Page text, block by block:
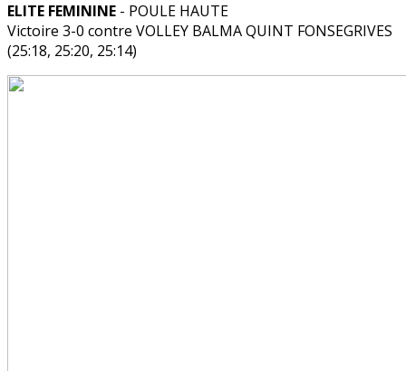
ELITE FEMININE - POULE HAUTE
Victoire 3-0 contre VOLLEY BALMA QUINT FONSEGRIVES
(25:18, 25:20, 25:14)